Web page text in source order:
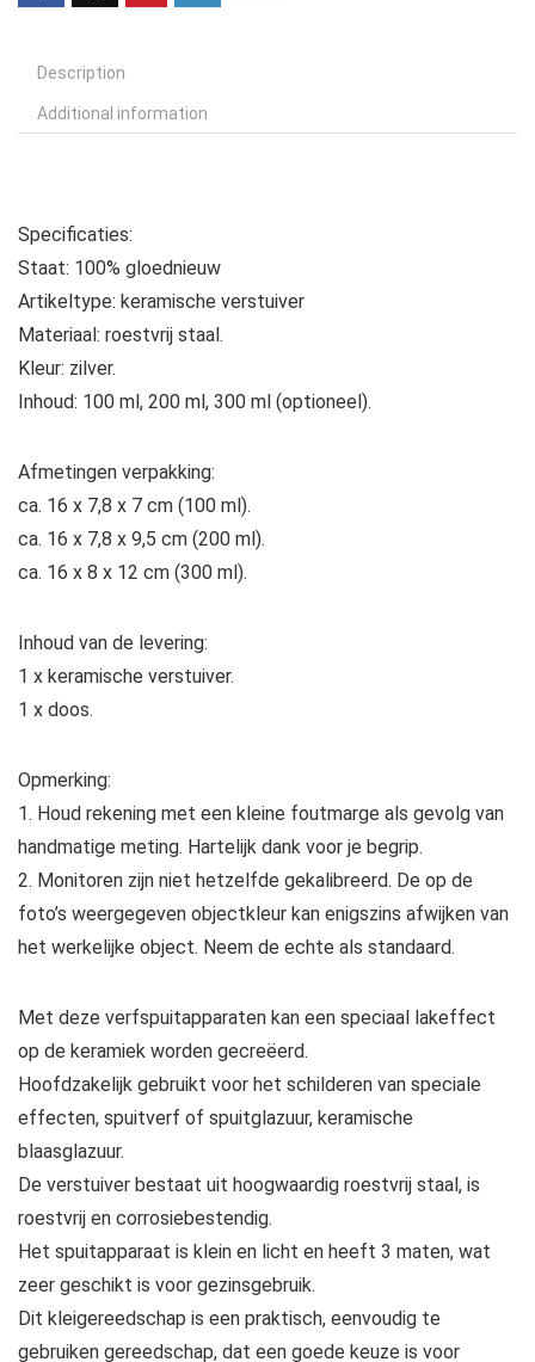
Description
Additional information
Specificaties:
Staat: 100% gloednieuw
Artikeltype: keramische verstuiver
Materiaal: roestvrij staal.
Kleur: zilver.
Inhoud: 100 ml, 200 ml, 300 ml (optioneel).
Afmetingen verpakking:
ca. 16 x 7,8 x 7 cm (100 ml).
ca. 16 x 7,8 x 9,5 cm (200 ml).
ca. 16 x 8 x 12 cm (300 ml).
Inhoud van de levering:
1 x keramische verstuiver.
1 x doos.
Opmerking:
1. Houd rekening met een kleine foutmarge als gevolg van
handmatige meting. Hartelijk dank voor je begrip.
2. Monitoren zijn niet hetzelfde gekalibreerd. De op de
foto’s weergegeven objectkleur kan enigszins afwijken van
het werkelijke object. Neem de echte als standaard.
Met deze verfspuitapparaten kan een speciaal lakeffect
op de keramiek worden gecreëerd.
Hoofdzakelijk gebruikt voor het schilderen van speciale
effecten, spuitverf of spuitglazuur, keramische
blaasglazuur.
De verstuiver bestaat uit hoogwaardig roestvrij staal, is
roestvrij en corrosiebestendig.
Het spuitapparaat is klein en licht en heeft 3 maten, wat
zeer geschikt is voor gezinsgebruik.
Dit kleigereedschap is een praktisch, eenvoudig te
gebruiken gereedschap, dat een goede keuze is voor